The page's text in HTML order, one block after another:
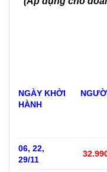
NGÀY KHỞI
HÀNH
06, 22,
29/11